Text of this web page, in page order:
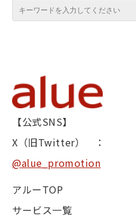
【公式SNS】
X（旧Twitter） ：
@alue_promotion
アルーTOP
サービス一覧